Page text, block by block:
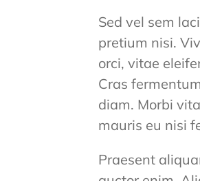
Sed vel sem
pretium nisi.
orci, vitae
Cras
diam. Morbi
mauris eu nisi
Praesent